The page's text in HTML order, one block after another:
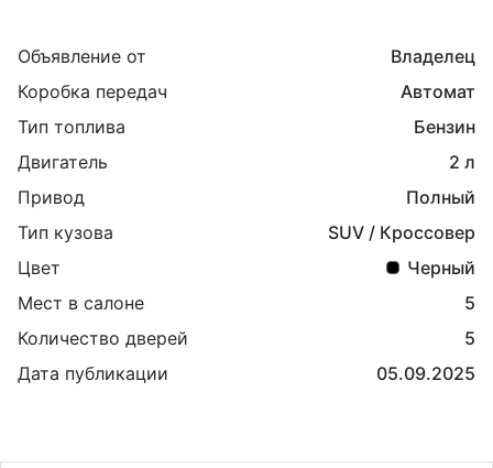
Объявление от
Владелец
Коробка передач
Автомат
Тип топлива
Бензин
Двигатель
2 л
Привод
Полный
Тип кузова
SUV / Кроссовер
Цвет
Черный
Мест в салоне
5
Количество дверей
5
Дата публикации
05.09.2025